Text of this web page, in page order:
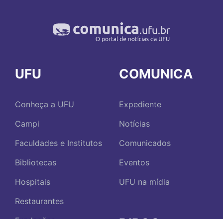
UFU
Conheça a UFU
Campi
Faculdades e Institutos
Bibliotecas
Hospitais
Restaurantes
COMUNICA
Expediente
Notícias
Comunicados
Eventos
UFU na mídia